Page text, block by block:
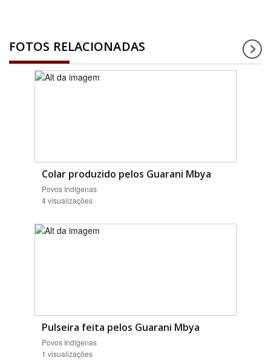
FOTOS RELACIONADAS
Colar produzido pelos Guarani Mbya
Povos Indígenas
4 visualizações
Pulseira feita pelos Guarani Mbya
Povos Indígenas
1 visualizações